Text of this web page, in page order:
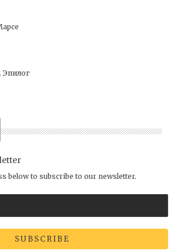
Эпилог
below to subscribe to our newsletter.